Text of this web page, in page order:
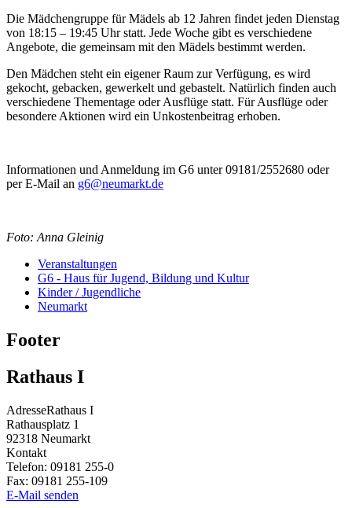
Die Mädchengruppe für Mädels ab 12 Jahren findet jeden Dienstag
von 18:15 – 19:45 Uhr statt. Jede Woche gibt es verschiedene
Angebote, die gemeinsam mit den Mädels bestimmt werden.
Den Mädchen steht ein eigener Raum zur Verfügung, es wird
gekocht, gebacken, gewerkelt und gebastelt. Natürlich finden auch
verschiedene Thementage oder Ausflüge statt. Für Ausflüge oder
besondere Aktionen wird ein Unkostenbeitrag erhoben.
Informationen und Anmeldung im G6 unter 09181/2552680 oder
per E-Mail an g6@neumarkt.de
Foto: Anna Gleinig
Veranstaltungen
G6 - Haus für Jugend, Bildung und Kultur
Kinder / Jugendliche
Neumarkt
Footer
Rathaus I
AdresseRathaus I
Rathausplatz 1
92318 Neumarkt
Kontakt
Telefon: 09181 255-0
Fax: 09181 255-109
E-Mail senden